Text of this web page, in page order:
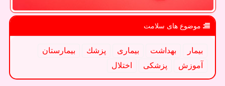
موضوع های سلامت
بیمار بهداشت بیماری پزشك
بیمارستان
آموزش
پزشكی اختلال